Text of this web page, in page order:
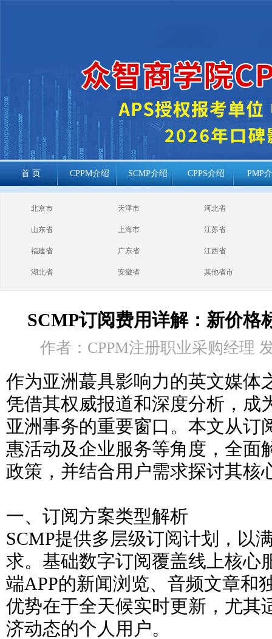
首 页 CPPM介绍 SCMP介绍 CPPS介绍 PMP
cppm报考常见
问题
北京市 天津市 河北省
山东省 上海市 江苏省
福建省 广东省 江西省
湖北省 安徽省 其他省市
SCMP订阅费用详解：新价格
作者：CPPM注册职业采购经理
作为亚洲蕞具影响力的英文媒体
凭借其权威报道和深度分析，成
亚洲事务的重要窗口。本文从订
惠活动及企业服务等角度，全面
政策，并结合用户需求探讨其核
一、订阅方案类型解析
SCMP提供多层级订阅计划，以
求。基础数字订阅覆盖线上核心
端APP的新闻浏览、音频文章和
优势在于全天候实时更新，尤其
济动态的个人用户。